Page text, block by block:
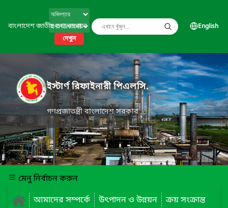
বাংলাদেশ জাতীয় তথ্য বাতায়ন
দেখুন
English
ইস্টার্ণ রিফাইনারী পিএলসি.
গণপ্রজাতন্ত্রী বাংলাদেশ সরকার
মেনু নির্বাচন করুন
আমাদের সম্পর্কে
উৎপাদন ও উন্নয়ন
ক্রয় সংক্রান্ত